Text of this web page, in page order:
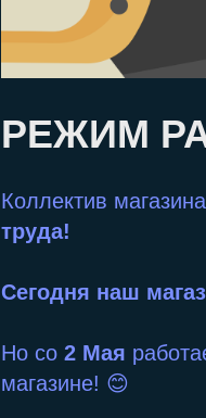
РЕЖИМ
Коллектив магазина
труда!
Сегодня наш
Но со 2 Мая
магазине! 😊